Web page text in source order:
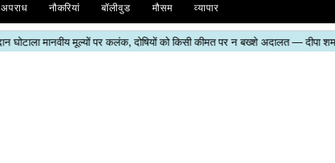
अपराध नौकरियां बॉलीवुड मौसम व्यापार